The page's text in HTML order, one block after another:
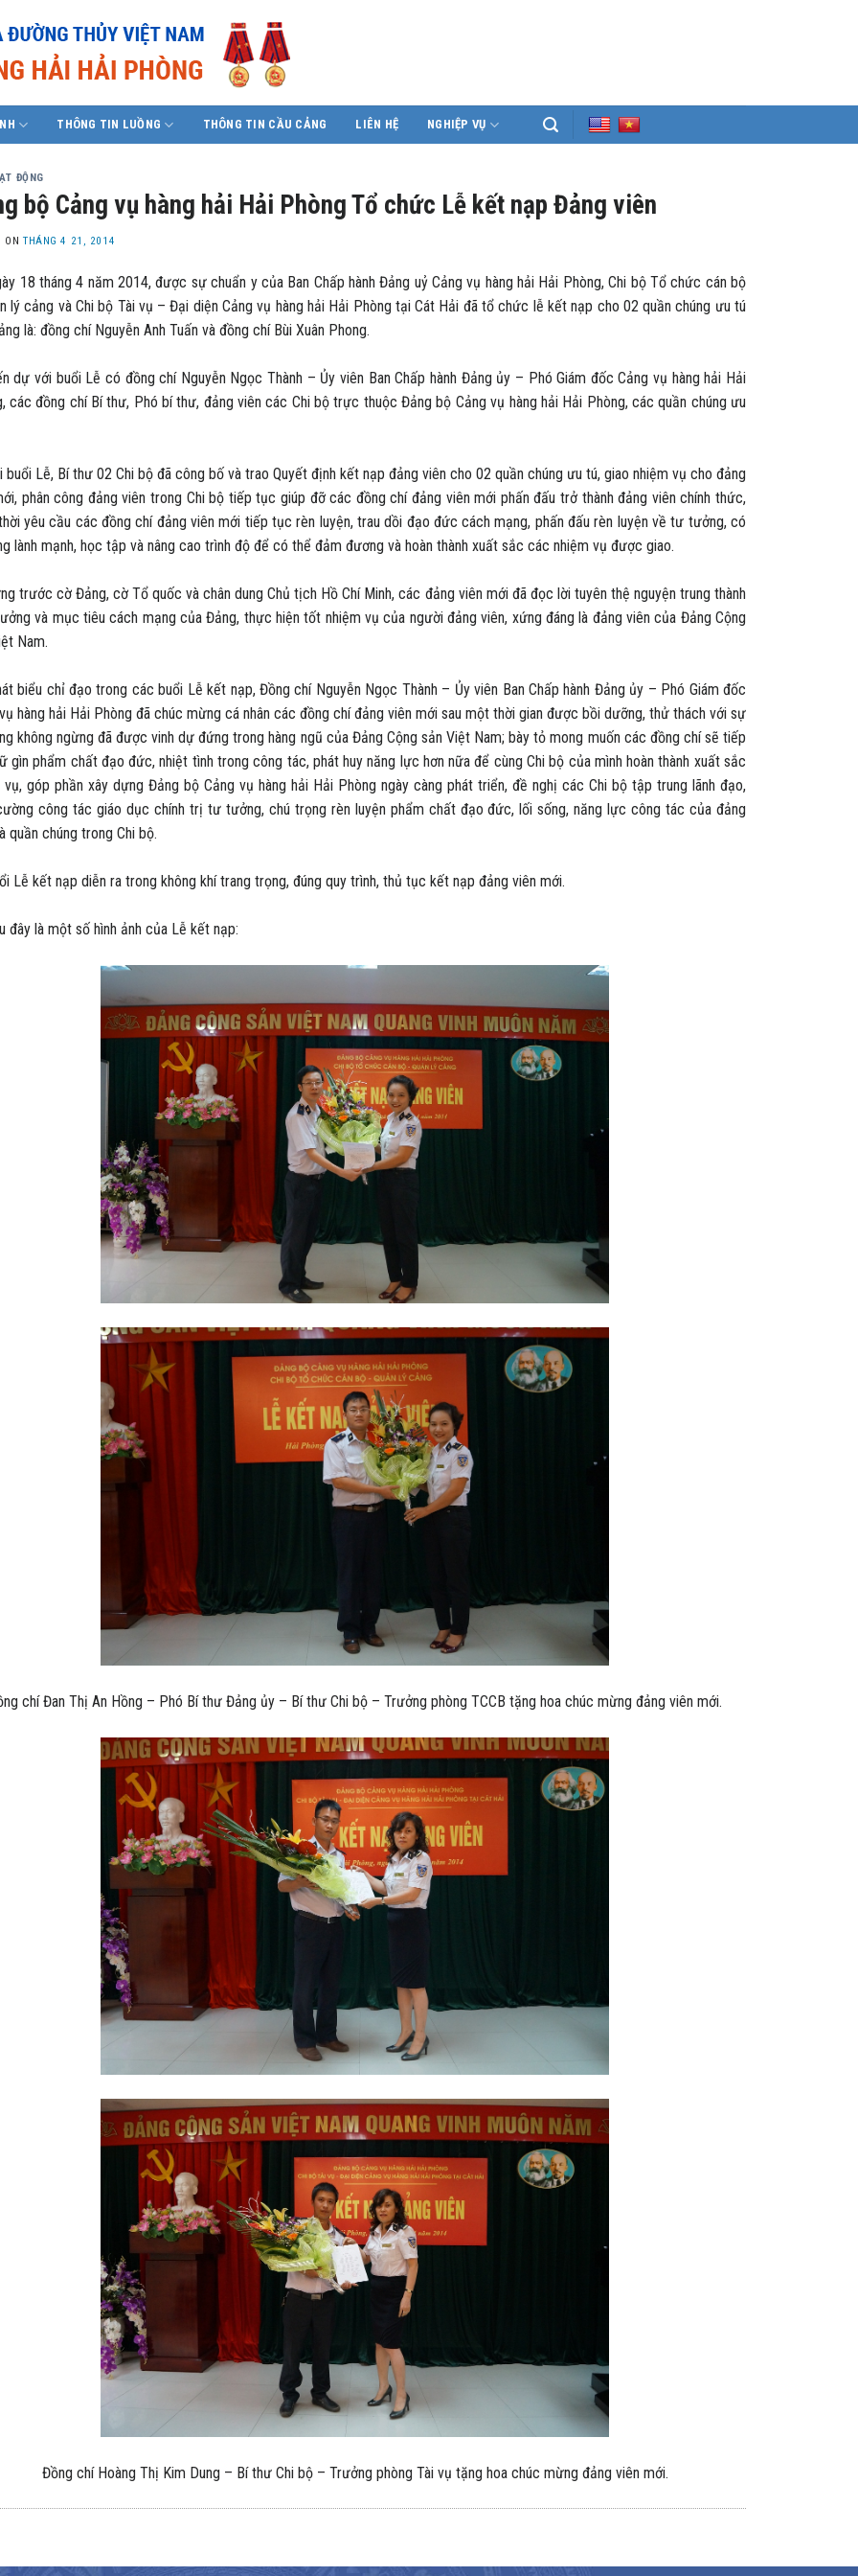
THÔNG TIN LUỒNG THÔNG TIN CẦU CẢNG LIÊN HỆ NGHIỆP VỤ
ĐỘNG
bộ Cảng vụ hàng hải Hải Phòng Tổ chức Lễ kết nạp Đảng viên
ONTHÁNG 4 21, 2014
tháng 4 năm 2014, được sự chuẩn y của Ban Chấp hành Đảng uỷ Cảng vụ hàng hải Hải Phòng, Chi bộ Tổ chức cán bộ
lý cảng và Chi bộ Tài vụ – Đại diện Cảng vụ hàng hải Hải Phòng tại Cát Hải đã tổ chức lễ kết nạp cho 02 quần chúng ưu tú
là: đồng chí Nguyễn Anh Tuấn và đồng chí Bùi Xuân Phong.
với buổi Lễ có đồng chí Nguyễn Ngọc Thành – Ủy viên Ban Chấp hành Đảng ủy – Phó Giám đốc Cảng vụ hàng hải Hải
các đồng chí Bí thư, Phó bí thư, đảng viên các Chi bộ trực thuộc Đảng bộ Cảng vụ hàng hải Hải Phòng, các quần chúng ưu
Lễ, Bí thư 02 Chi bộ đã công bố và trao Quyết định kết nạp đảng viên cho 02 quần chúng ưu tú, giao nhiệm vụ cho đảng
phân công đảng viên trong Chi bộ tiếp tục giúp đỡ các đồng chí đảng viên mới phấn đấu trở thành đảng viên chính thức,
yêu cầu các đồng chí đảng viên mới tiếp tục rèn luyện, trau dồi đạo đức cách mạng, phấn đấu rèn luyện về tư tưởng, có
lành mạnh, học tập và nâng cao trình độ để có thể đảm đương và hoàn thành xuất sắc các nhiệm vụ được giao.
cờ Đảng, cờ Tổ quốc và chân dung Chủ tịch Hồ Chí Minh, các đảng viên mới đã đọc lời tuyên thệ nguyện trung thành
và mục tiêu cách mạng của Đảng, thực hiện tốt nhiệm vụ của người đảng viên, xứng đáng là đảng viên của Đảng Cộng
Nam.
chỉ đạo trong các buổi Lễ kết nạp, Đồng chí Nguyễn Ngọc Thành – Ủy viên Ban Chấp hành Đảng ủy – Phó Giám đốc
hàng hải Hải Phòng đã chúc mừng cá nhân các đồng chí đảng viên mới sau một thời gian được bồi dưỡng, thử thách với sự
không ngừng đã được vinh dự đứng trong hàng ngũ của Đảng Cộng sản Việt Nam; bày tỏ mong muốn các đồng chí sẽ tiếp
gìn phẩm chất đạo đức, nhiệt tình trong công tác, phát huy năng lực hơn nữa để cùng Chi bộ của mình hoàn thành xuất sắc
vụ, góp phần xây dựng Đảng bộ Cảng vụ hàng hải Hải Phòng ngày càng phát triển, đề nghị các Chi bộ tập trung lãnh đạo,
công tác giáo dục chính trị tư tưởng, chú trọng rèn luyện phẩm chất đạo đức, lối sống, năng lực công tác của đảng
quần chúng trong Chi bộ.
kết nạp diễn ra trong không khí trang trọng, đúng quy trình, thủ tục kết nạp đảng viên mới.
là một số hình ảnh của Lễ kết nạp:
chí Đan Thị An Hồng – Phó Bí thư Đảng ủy – Bí thư Chi bộ – Trưởng phòng TCCB tặng hoa chúc mừng đảng viên mới.
Đồng chí Hoàng Thị Kim Dung – Bí thư Chi bộ – Trưởng phòng Tài vụ tặng hoa chúc mừng đảng viên mới.